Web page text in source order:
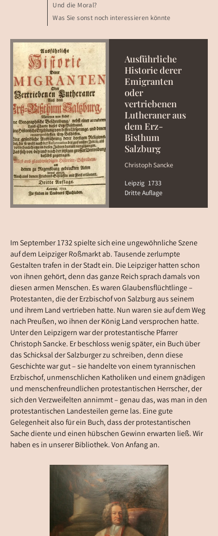
Und die Moral?
Was Sie sonst noch interessieren könnte
Ausführliche
Historie derer
Emigranten
oder
vertriebenen
Lutheraner aus
dem Erz-
Bisthum
Salzburg
Christoph Sancke
Leipzig 1733
Dritte Auflage
Im September 1732 spielte sich eine ungewöhnliche Szene
auf dem Leipziger Roßmarkt ab. Tausende zerlumpte
Gestalten trafen in der Stadt ein. Die Leipziger hatten schon
von ihnen gehört, denn das ganze Reich sprach damals von
diesen armen Menschen. Es waren Glaubensflüchtlinge –
Protestanten, die der Erzbischof von Salzburg aus seinem
und ihrem Land vertrieben hatte. Nun waren sie auf dem Weg
nach Preußen, wo ihnen der König Land versprochen hatte.
Unter den Leipzigern war der protestantische Pfarrer
Christoph Sancke. Er beschloss wenig später, ein Buch über
das Schicksal der Salzburger zu schreiben, denn diese
Geschichte war gut – sie handelte von einem tyrannischen
Erzbischof, unmenschlichen Katholiken und einem gnädigen
und menschenfreundlichen protestantischen Herrscher, der
sich den Verzweifelten annimmt – genau das, was man in den
protestantischen Landesteilen gerne las. Eine gute
Gelegenheit also für ein Buch, dass der protestantischen
Sache diente und einen hübschen Gewinn erwarten ließ. Wir
haben es in unserer Bibliothek. Von Anfang an.